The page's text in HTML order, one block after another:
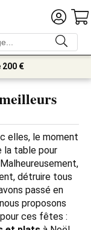
€
elles, le moment
la table pour
détruire tous
passé en
proposons
ces fêtes :